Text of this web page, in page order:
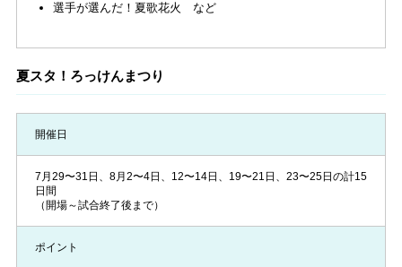
選手が選んだ！夏歌花火 など
夏スタ！ろっけんまつり
開催日
7月29〜31日、8月2〜4日、12〜14日、19〜21日、23〜25日の計15
日間
（開場～試合終了後まで）
ポイント